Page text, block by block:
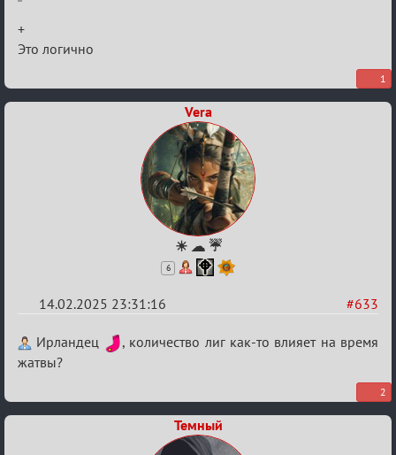
+
Это логично
1
Vera
☀ ☁ ☔
6
#633
14.02.2025 23:31:16
Re:
Кровавая
Ирландец
, количество лиг как-то влияет на время
жатвы?
2
Темный